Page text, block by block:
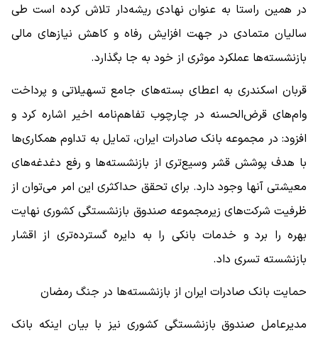
در همین راستا به عنوان نهادی ریشه‌دار تلاش کرده است طی
سالیان متمادی در جهت افزایش رفاه و کاهش نیازهای مالی
بازنشسته‌ها عملکرد موثری از خود به جا بگذارد.
قربان اسکندری به اعطای بسته‌های جامع تسهیلاتی و پرداخت
وام‌های قرض‌الحسنه در چارچوب تفاهم‌نامه اخیر اشاره کرد و
افزود: در مجموعه بانک صادرات ایران، تمایل به تداوم همکاری‌ها
با هدف پوشش قشر وسیع‌تری از بازنشسته‌ها و رفع دغدغه‌های
معیشتی آنها وجود دارد. برای تحقق حداکثری این امر می‌توان از
ظرفیت شرکت‌های زیرمجموعه صندوق بازنشستگی کشوری نهایت
بهره را برد و خدمات بانکی را به دایره گسترده‌تری از اقشار
بازنشسته تسری داد.
حمایت بانک صادرات ایران از بازنشسته‌ها در جنگ رمضان
مدیرعامل صندوق بازنشستگی کشوری نیز با بیان اینکه بانک